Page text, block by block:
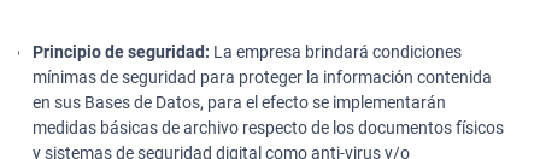
Principio de seguridad: La empresa brindará condiciones
mínimas de seguridad para proteger la información contenida
en sus Bases de Datos, para el efecto se implementarán
medidas básicas de archivo respecto de los documentos físicos
y sistemas de seguridad digital como anti-virus y/o